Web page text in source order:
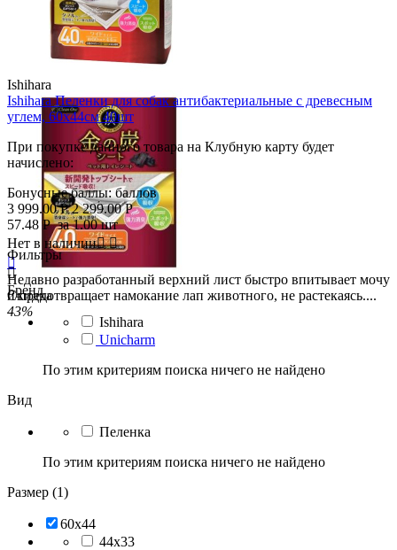
Скидка
43%
Ishihara
Ishihara Пеленки для собак антибактериальные с древесным
углем, 60х44см 40шт
При покупке данного товара на Клубную карту будет
начислено:
Бонусные баллы: баллов
3 999.00 Р 2 299.00 Р
57.48 Рза 1.00 шт
Нет в наличии 

Недавно разработанный верхний лист быстро впитывает мочу
и предотвращает намокание лап животного, не растекаясь....
Фильтры

Бренд
Ishihara
Unicharm
По этим критериям поиска ничего не найдено
Вид
Пеленка
По этим критериям поиска ничего не найдено
Размер (1)
60х44
44х33